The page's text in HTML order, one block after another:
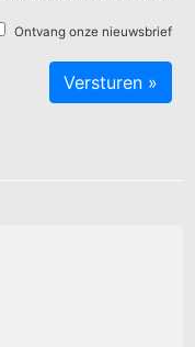
Ontvang onze nieuwsbrief